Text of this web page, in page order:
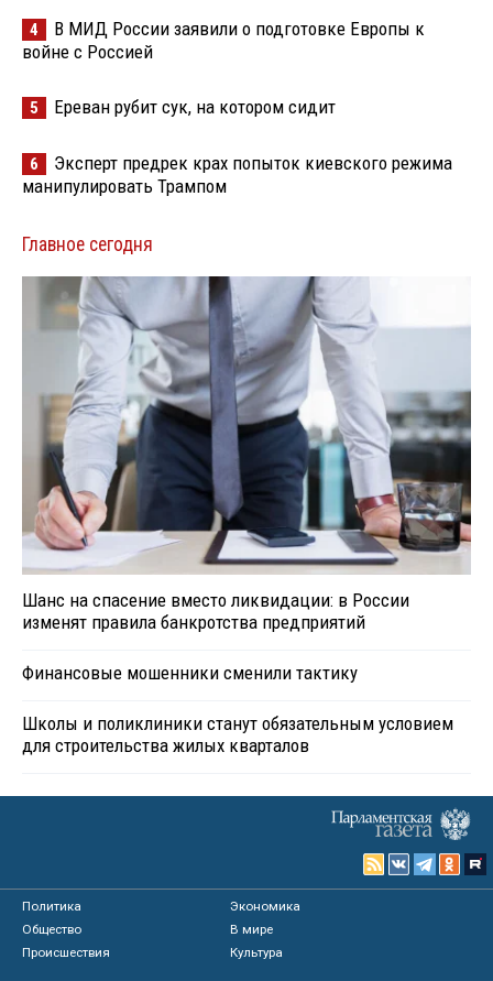
4
В МИД России заявили о подготовке Европы к
войне с Россией
5 Ереван рубит сук, на котором сидит
6
Эксперт предрек крах попыток киевского режима
манипулировать Трампом
Главное сегодня
Шанс на спасение вместо ликвидации: в России
изменят правила банкротства предприятий
Финансовые мошенники сменили тактику
Школы и поликлиники станут обязательным условием
для строительства жилых кварталов
Политика
Экономика
Общество
В мире
Происшествия
Культура